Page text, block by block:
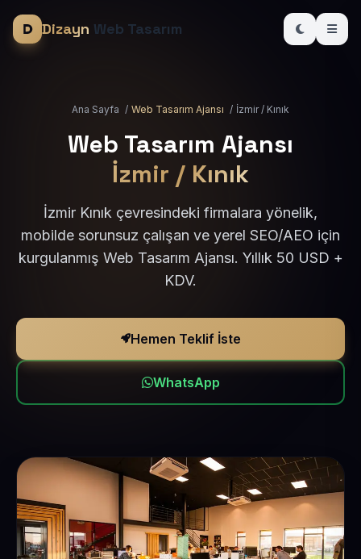
Dizayn Web Tasarım
Ana Sayfa / Web Tasarım Ajansı / İzmir / Kınık
Web Tasarım Ajansı
İzmir / Kınık
İzmir Kınık çevresindeki firmalara yönelik,
mobilde sorunsuz çalışan ve yerel SEO/AEO için
kurgulanmış Web Tasarım Ajansı. Yıllık 50 USD +
KDV.
Hemen Teklif İste
WhatsApp